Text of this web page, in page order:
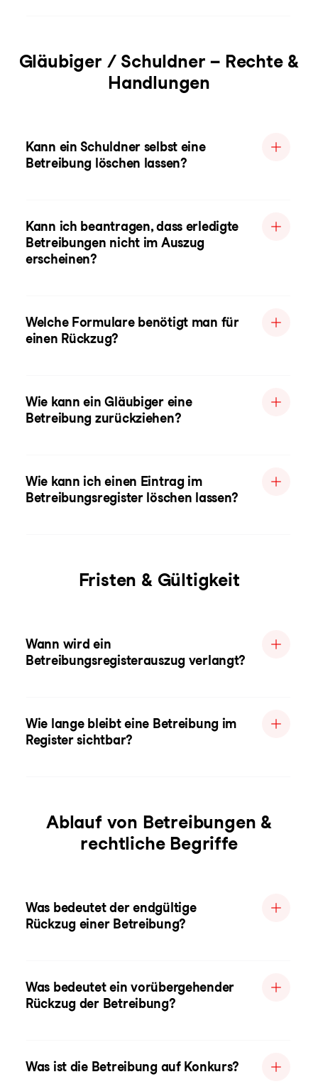
Gläubiger / Schuldner – Rechte &
Handlungen
Kann ein Schuldner selbst eine
Betreibung löschen lassen?
Kann ich beantragen, dass erledigte
Betreibungen nicht im Auszug
erscheinen?
Welche Formulare benötigt man für
einen Rückzug?
Wie kann ein Gläubiger eine
Betreibung zurückziehen?
Wie kann ich einen Eintrag im
Betreibungsregister löschen lassen?
Fristen & Gültigkeit
Wann wird ein
Betreibungsregisterauszug verlangt?
Wie lange bleibt eine Betreibung im
Register sichtbar?
Ablauf von Betreibungen &
rechtliche Begriffe
Was bedeutet der endgültige
Rückzug einer Betreibung?
Was bedeutet ein vorübergehender
Rückzug der Betreibung?
Was ist die Betreibung auf Konkurs?